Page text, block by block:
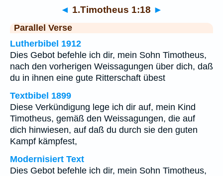
◄ 1.Timotheus 1:18 ►
Parallel Verse
Lutherbibel 1912
Dies Gebot befehle ich dir, mein Sohn Timotheus,
nach den vorherigen Weissagungen über dich, daß
du in ihnen eine gute Ritterschaft übest
Textbibel 1899
Diese Verkündigung lege ich dir auf, mein Kind
Timotheus, gemäß den Weissagungen, die auf
dich hinwiesen, auf daß du durch sie den guten
Kampf kämpfest,
Modernisiert Text
Dies Gebot befehle ich dir, mein Sohn Timotheus,